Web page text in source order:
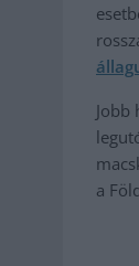
Jobb
a